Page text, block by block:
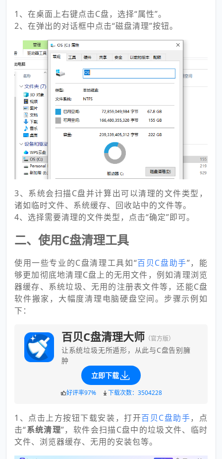
1、在桌面上右键点击C盘，选择“属性”。
2、在弹出的对话框中点击“磁盘清理”按钮。
3、系统会扫描C盘并计算出可以清理的文件类型，
诸如临时文件、系统缓存、回收站中的文件等。
4、选择需要清理的文件类型，点击“确定”即可。
二、使用C盘清理工具
使用一些专业的C盘清理工具如“百贝C盘助手”，能
够更加彻底地清理C盘上的无用文件，例如清理浏览
器缓存、系统垃圾、无用的注册表文件等，还能C盘
软件搬家，大幅度清理电脑硬盘空间。步骤示例如
下：
百贝C盘清理大师 （官方版）
让系统垃圾无所遁形，从此与C盘告别臃
肿
立即下载
好评率97% 下载次数：3504228
1、点击上方按钮下载安装，打开百贝C盘助手，点
击“系统清理”，软件会扫描C盘中的垃圾文件、临时
文件、浏览器缓存、无用的安装包等。